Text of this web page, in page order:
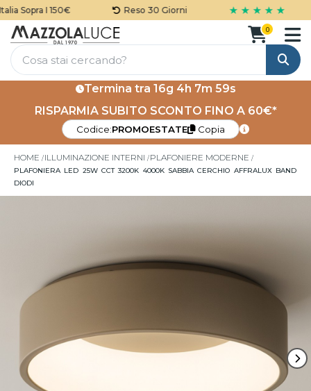
Sopra I 150€ Reso 30 Giorni ★ ★ ★ ★ ★
Cerca
0
Termina tra 16g 4h 7m 58s
RISPARMIA SUBITO SCONTO FINO A 60€*
Codice:PROMOESTATE Copia
HOME ILLUMINAZIONE INTERNI PLAFONIERE MODERNE
PLAFONIERA LED 25W CCT 3200K 4000K SABBIA CERCHIO AFFRALUX BAND
DIODI